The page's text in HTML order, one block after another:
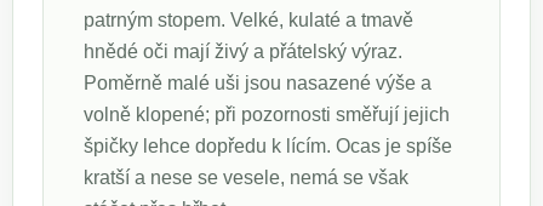
patrným stopem. Velké, kulaté a tmavě
hnědé oči mají živý a přátelský výraz.
Poměrně malé uši jsou nasazené výše a
volně klopené; při pozornosti směřují jejich
špičky lehce dopředu k lícím. Ocas je spíše
kratší a nese se vesele, nemá se však